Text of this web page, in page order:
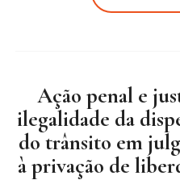
Ação penal e
ilegalidade da
do trânsito em
à privação de